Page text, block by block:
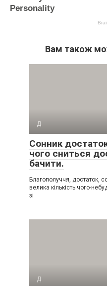
Вам також
Д
Сонник
чого сниться
бачити.
Благополуччя, достаток,
велика кількість чого-
зі
Д